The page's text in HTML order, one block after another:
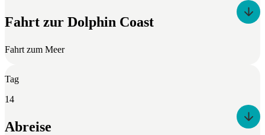
Fahrt zur Dolphin Coast
Fahrt zum Meer
Tag
14
Abreise